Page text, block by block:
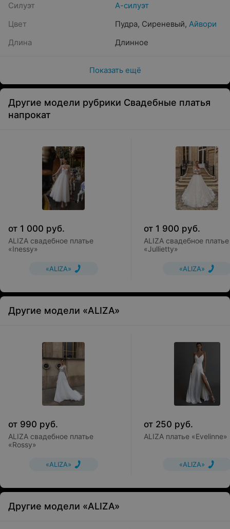
Силуэт
А-силуэт
Цвет
Пудра, Сиреневый, Айвори
Длина
Длинное
Показать ещё
Другие модели рубрики Свадебные платья
напрокат
от 1 000 руб.
ALIZA свадебное платье
«Inessy»
«ALIZA»
от 1 900 руб.
ALIZA свадебное платье
«Jullietty»
«ALIZA»
Другие модели «ALIZA»
от 990 руб.
ALIZA свадебное платье
«Rossy»
«ALIZA»
от 250 руб.
ALIZA платье «Evelinne»
«ALIZA»
Другие модели «ALIZA»